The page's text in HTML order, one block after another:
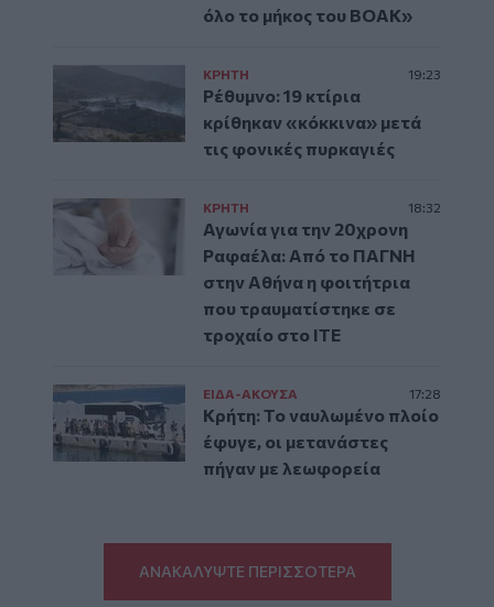
όλο το μήκος του ΒΟΑΚ»
ΚΡΗΤΗ 19:23
Ρέθυμνο: 19 κτίρια
κρίθηκαν «κόκκινα» μετά
τις φονικές πυρκαγιές
ΚΡΗΤΗ 18:32
Αγωνία για την 20χρονη
Ραφαέλα: Από το ΠΑΓΝΗ
στην Αθήνα η φοιτήτρια
που τραυματίστηκε σε
τροχαίο στο ΙΤΕ
ΕΙΔΑ-ΑΚΟΥΣΑ 17:28
Κρήτη: Το ναυλωμένο πλοίο
έφυγε, οι μετανάστες
πήγαν με λεωφορεία
ΑΝΑΚΑΛΥΨΤΕ ΠΕΡΙΣΣΟΤΕΡΑ